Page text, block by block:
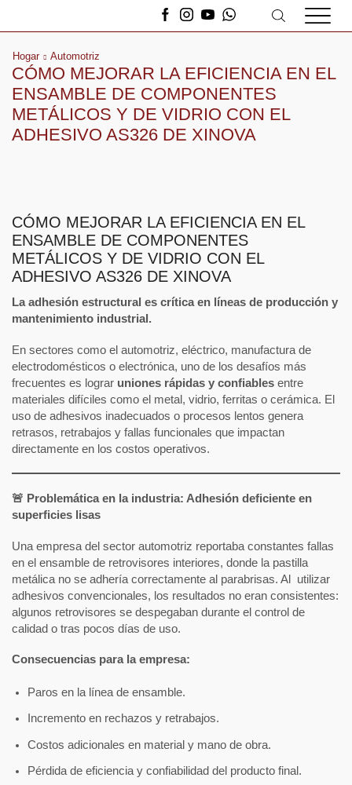
Hogar Automotriz
CÓMO MEJORAR LA EFICIENCIA EN EL
ENSAMBLE DE COMPONENTES
METÁLICOS Y DE VIDRIO CON EL
ADHESIVO AS326 DE XINOVA
CÓMO MEJORAR LA EFICIENCIA EN EL
ENSAMBLE DE COMPONENTES
METÁLICOS Y DE VIDRIO CON EL
ADHESIVO AS326 DE XINOVA
La adhesión estructural es crítica en líneas de producción y
mantenimiento industrial.
En sectores como el automotriz, eléctrico, manufactura de
electrodomésticos o electrónica, uno de los desafíos más
frecuentes es lograr uniones rápidas y confiables entre
materiales difíciles como el metal, vidrio, ferritas o cerámica. El
uso de adhesivos inadecuados o procesos lentos genera
retrasos, retrabajos y fallas funcionales que impactan
directamente en los costos operativos.
🚨 Problemática en la industria: Adhesión deficiente en
superficies lisas
Una empresa del sector automotriz reportaba constantes fallas
en el ensamble de retrovisores interiores, donde la pastilla
metálica no se adhería correctamente al parabrisas. Al utilizar
adhesivos convencionales, los resultados no eran consistentes:
algunos retrovisores se despegaban durante el control de
calidad o tras pocos días de uso.
Consecuencias para la empresa:
Paros en la línea de ensamble.
Incremento en rechazos y retrabajos.
Costos adicionales en material y mano de obra.
Pérdida de eficiencia y confiabilidad del producto final.